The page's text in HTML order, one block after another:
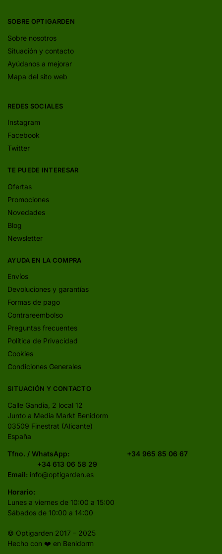
SOBRE OPTIGARDEN
Sobre nosotros
Situación y contacto
Ayúdanos a mejorar
Mapa del sito web
REDES SOCIALES
Instagram
Facebook
Twitter
TE PUEDE INTERESAR
Ofertas
Promociones
Novedades
Blog
Newsletter
AYUDA EN LA COMPRA
Envíos
Devoluciones y garantías
Formas de pago
Contrareembolso
Preguntas frecuentes
Política de Privacidad
Cookies
Condiciones Generales
SITUACIÓN Y CONTACTO
Calle Gandia, 2 local 12
Junto a Media Markt Benidorm
03509 Finestrat (Alicante)
España
Tfno. / WhatsApp: +34 965 85 06 67
+34 613 06 58 29
Email: info@optigarden.es
Horario:
Lunes a viernes de 10:00 a 15:00
Sábados de 10:00 a 14:00
© Optigarden 2017 – 2025
Hecho con ❤️ en Benidorm